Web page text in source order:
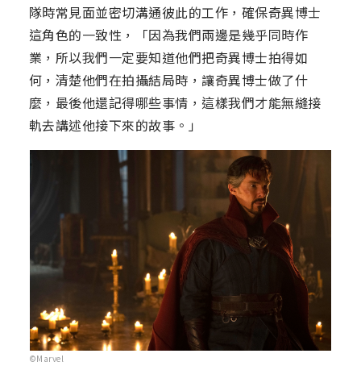
隊時常見面並密切溝通彼此的工作，確保奇異博士
這角色的一致性，「因為我們兩邊是幾乎同時作
業，所以我們一定要知道他們把奇異博士拍得如
何，清楚他們在拍攝結局時，讓奇異博士做了什
麼，最後他還記得哪些事情，這樣我們才能無縫接
軌去講述他接下來的故事。」
©Marvel